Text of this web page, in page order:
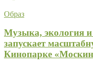
Образ
Музыка, экология
запускает
Кинопарке